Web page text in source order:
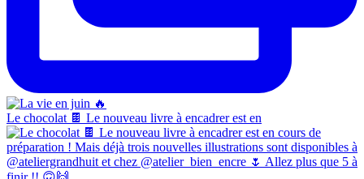
Le chocolat 🍫 Le nouveau livre à encadrer est en